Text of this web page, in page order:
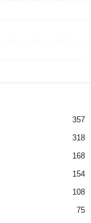
357
318
168
154
108
75